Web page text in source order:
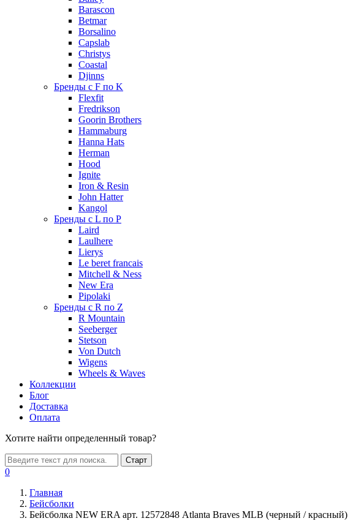
Barascon
Betmar
Borsalino
Capslab
Christys
Coastal
Djinns
Бренды с F по K
Flexfit
Fredrikson
Goorin Brothers
Hammaburg
Hanna Hats
Herman
Hood
Ignite
Iron & Resin
John Hatter
Kangol
Бренды с L по P
Laird
Laulhere
Lierys
Le beret francais
Mitchell & Ness
New Era
Pipolaki
Бренды с R по Z
R Mountain
Seeberger
Stetson
Von Dutch
Wigens
Wheels & Waves
Коллекции
Блог
Доставка
Оплата
Хотите найти определенный товар?
Старт
0
Главная
Бейсболки
Бейсболка NEW ERA арт. 12572848 Atlanta Braves MLB (черный / красный)